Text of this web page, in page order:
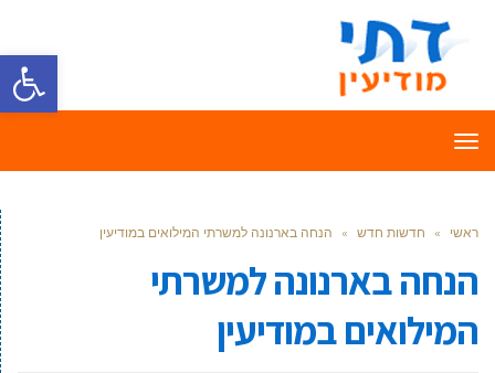
פתח
תפריט
ראשי » חדשות חדש » הנחה בארנונה למשרתי המילואים במודיעין
הנחה בארנונה למשרתי
המילואים במודיעין